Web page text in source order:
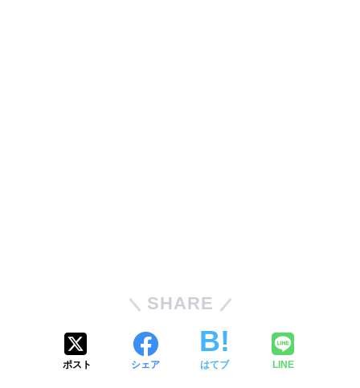
SHARE
ポスト シェア はてブ LINE